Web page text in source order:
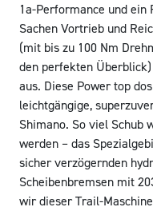
1a-Performance und
Sachen Vortrieb und
(mit bis zu 100 Nm
den perfekten
aus. Diese Power top
leichtgängige,
Shimano. So viel
werden – das
sicher verzögernden
Scheibenbremsen mit
wir dieser Trail-